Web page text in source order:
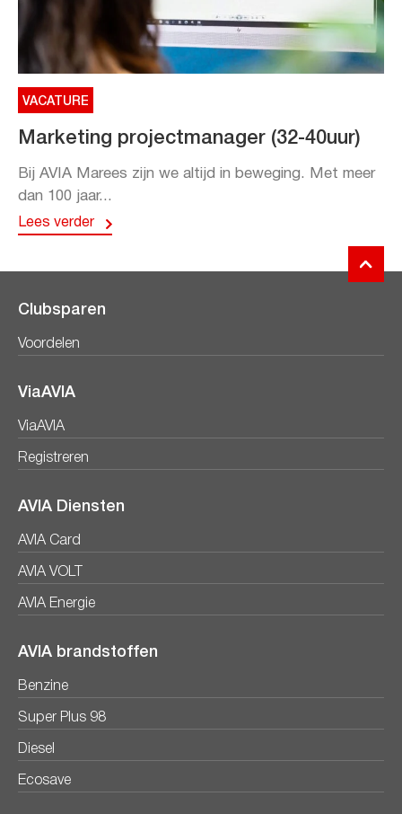
VACATURE
Marketing projectmanager (32-40uur)
Bij AVIA Marees zijn we altijd in beweging. Met meer
dan 100 jaar...
Lees verder
Clubsparen
Voordelen
ViaAVIA
ViaAVIA
Registreren
AVIA Diensten
AVIA Card
AVIA VOLT
AVIA Energie
AVIA brandstoffen
Benzine
Super Plus 98
Diesel
Ecosave